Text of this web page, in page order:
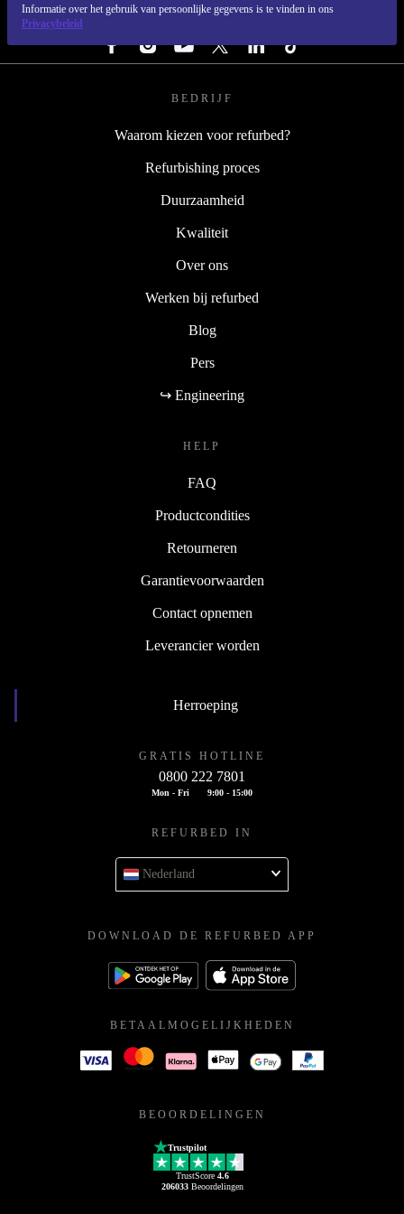
Informatie over het gebruik van persoonlijke gegevens is te vinden in ons
Privacybeleid
VOLG ONS
BEDRIJF
Waarom kiezen voor refurbed?
Refurbishing proces
Duurzaamheid
Kwaliteit
Over ons
Werken bij refurbed
Blog
Pers
↪ Engineering
HELP
FAQ
Productcondities
Retourneren
Garantievoorwaarden
Contact opnemen
Leverancier worden
Herroeping
GRATIS HOTLINE
0800 222 7801
Mon - Fri 9:00 - 15:00
REFURBED IN
Nederland
DOWNLOAD DE REFURBED APP
BETAALMOGELIJKHEDEN
BEOORDELINGEN
Trustpilot
TrustScore 4.6
206033Beoordelingen